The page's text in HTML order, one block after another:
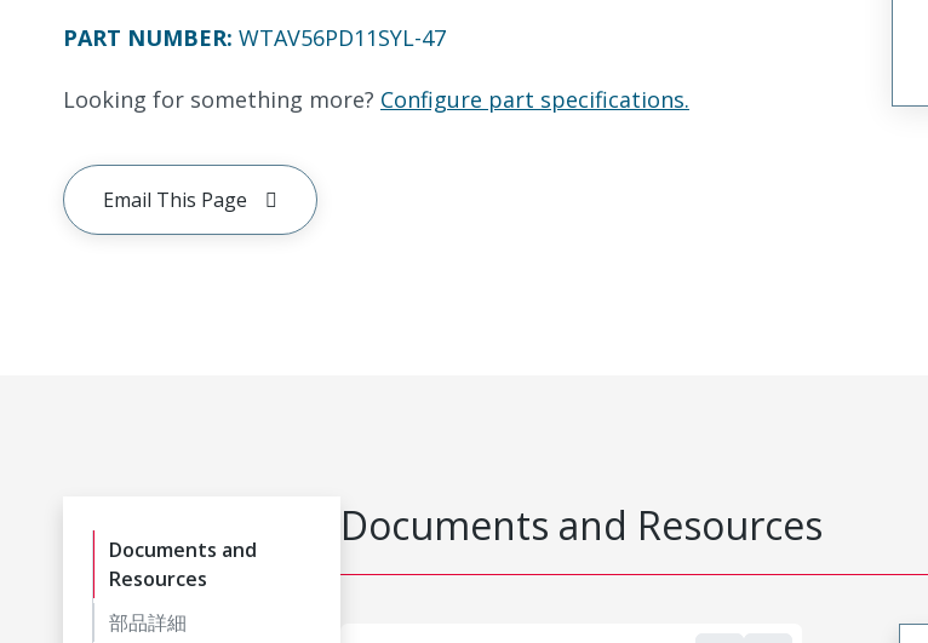
PART NUMBER: WTAV56PD11SYL-47
Looking for something more? Configure part specifications.
Email This Page
Documents and
Resources
部品詳細
Documents and Resources